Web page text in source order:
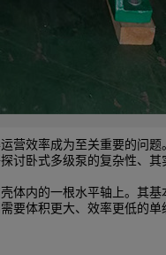
营效率成为至关重要的问
卧式多级泵的复杂性、
体内的一根水平轴上。其
要体积更大、效率更低的单